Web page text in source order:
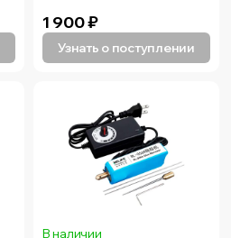
1 900₽
Узнать о поступлении
В наличии